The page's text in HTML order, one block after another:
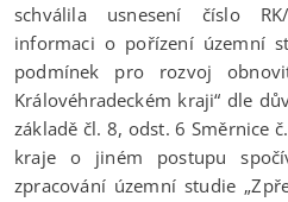
schválila usnesení číslo
informaci o pořízení územní
podmínek pro rozvoj
Královéhradeckém kraji“ dle
základě čl. 8, odst. 6 Směrnice
kraje o jiném postupu
zpracování územní studie